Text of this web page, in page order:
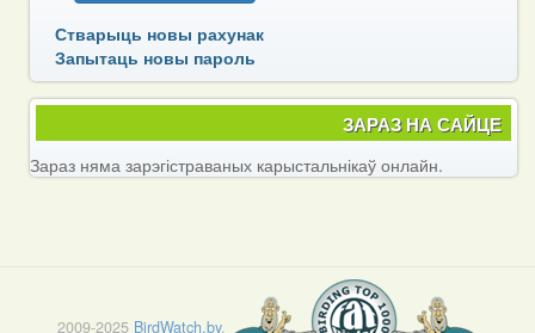
Стварыць новы рахунак
Запытаць новы пароль
ЗАРАЗ НА САЙЦЕ
Зараз няма зарэгістраваных карыстальнікаў онлайн.
2009-2025 BirdWatch.by.